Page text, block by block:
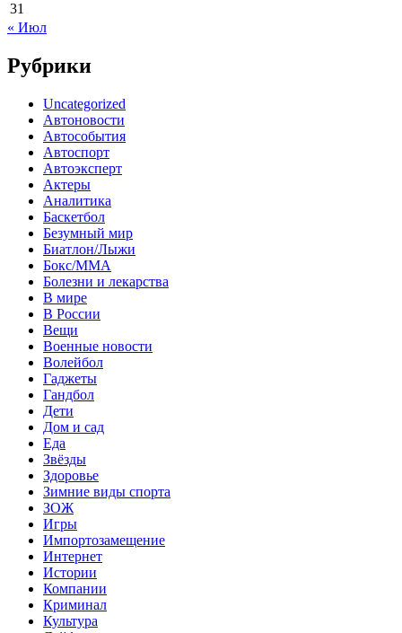
31
« Июл
Рубрики
Uncategorized
Автоновости
Автособытия
Автоспорт
Автоэксперт
Актеры
Аналитика
Баскетбол
Безумный мир
Биатлон/Лыжи
Бокс/MMA
Болезни и лекарства
В мире
В России
Вещи
Военные новости
Волейбол
Гаджеты
Гандбол
Дети
Дом и сад
Еда
Звёзды
Здоровье
Зимние виды спорта
ЗОЖ
Игры
Импортозамещение
Интернет
Истории
Компании
Криминал
Культура